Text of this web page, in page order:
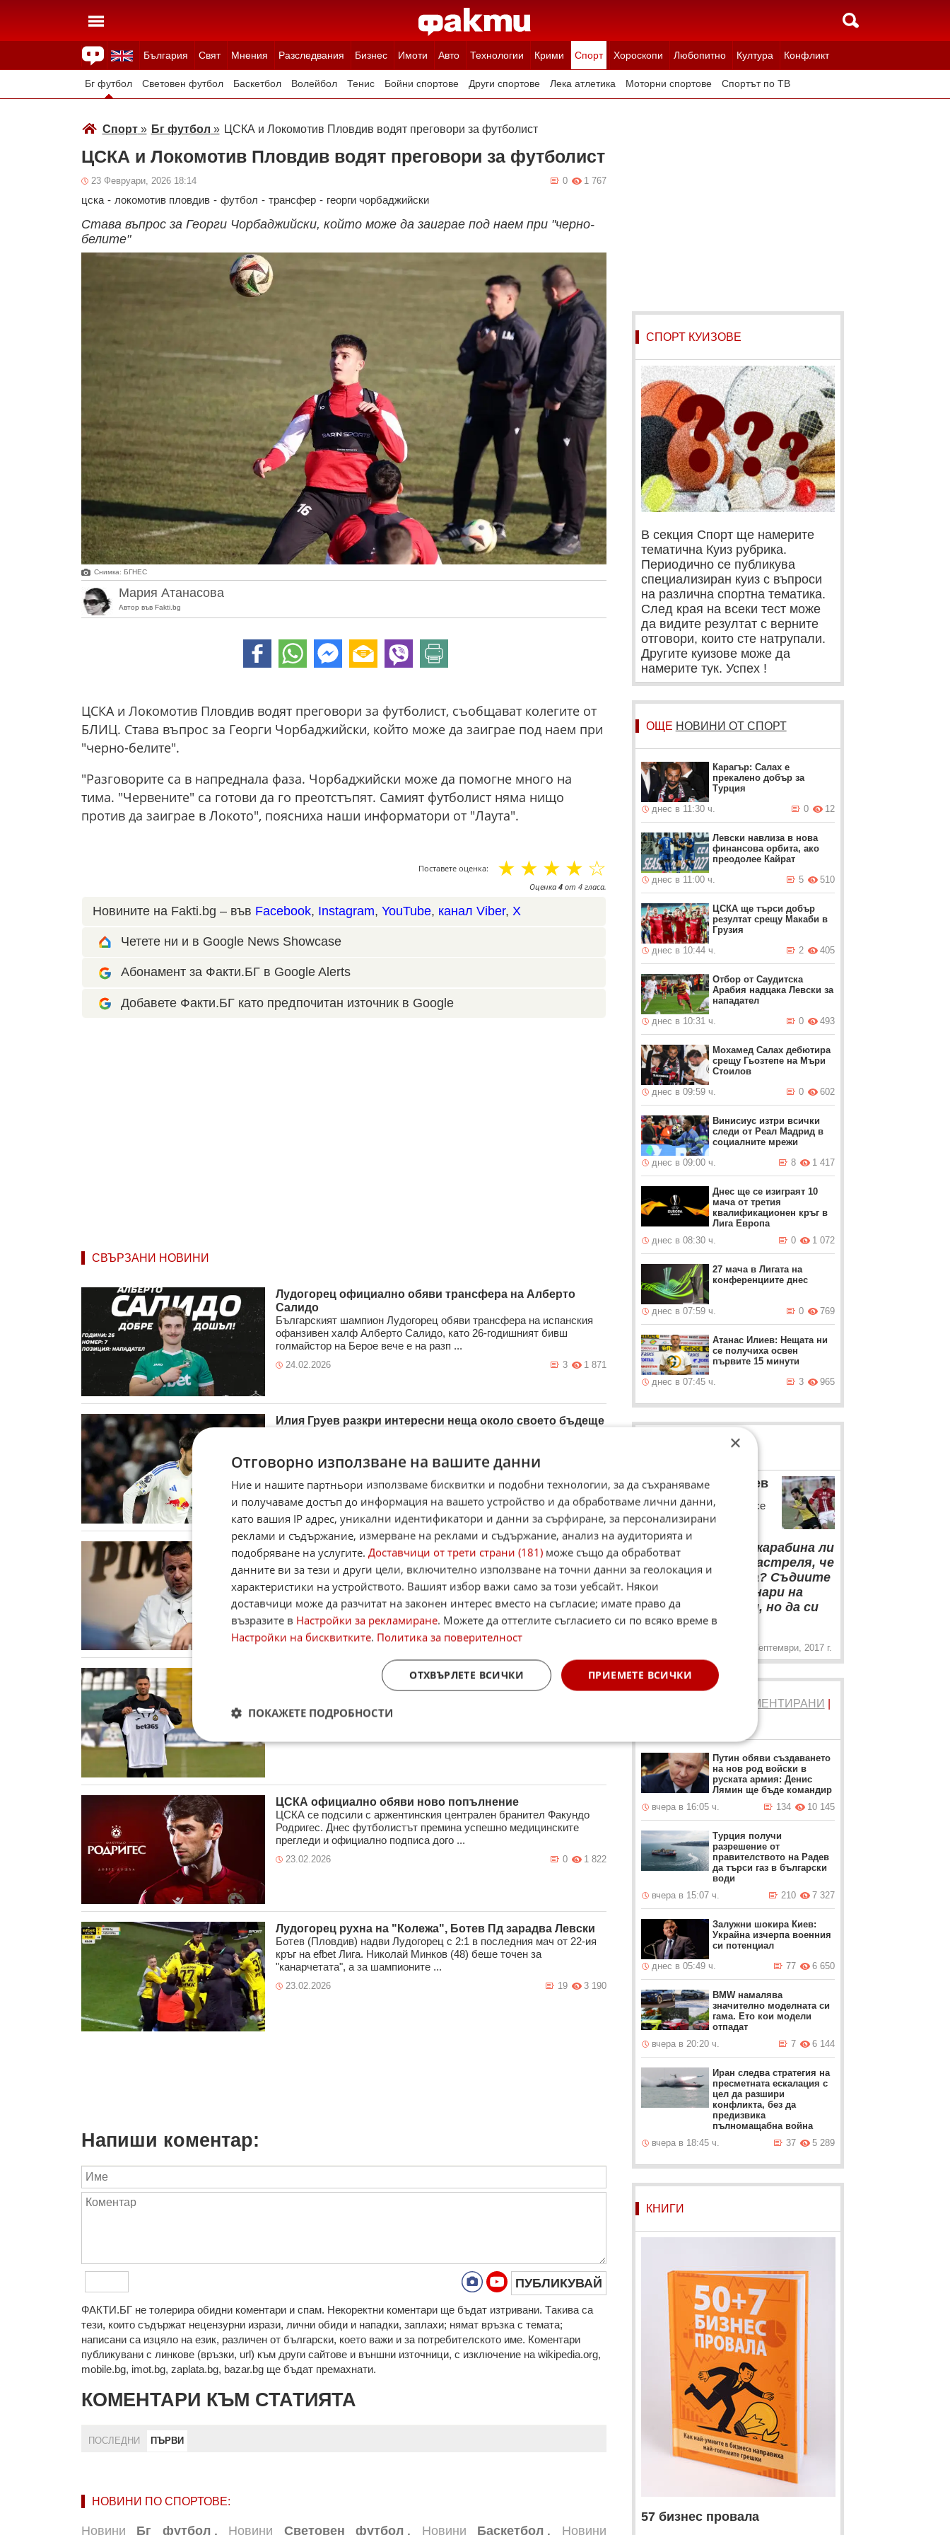
България Свят Мнения Разследвания Бизнес Имоти Авто Технологии Крими Спорт Хороскопи Любопитно Култура Конфликт
Здраве Времето Анкети Вицове Куизове
Бг футбол Световен футбол Баскетбол Волейбол Тенис Бойни спортове Други спортове Лека атлетика Моторни спортове Спортът по ТВ
Спорт» Бг футбол » ЦСКА и Локомотив Пловдив водят преговори за футболист
ЦСКА и Локомотив Пловдив водят преговори за футболист
23 Февруари, 2026 18:14 1 767
0
цска - локомотив пловдив - футбол - трансфер - георги чорбаджийски
Става въпрос за Георги Чорбаджийски, който може да заиграе под наем при "черно-
белите"
Снимка: БГНЕС
Мария Атанасова
Автор във Fakti.bg
ЦСКА и Локомотив Пловдив водят преговори за футболист, съобщават колегите от
БЛИЦ. Става въпрос за Георги Чорбаджийски, който може да заиграе под наем при
"черно-белите".
"Разговорите са в напреднала фаза. Чорбаджийски може да помогне много на
тима. "Червените" са готови да го преотстъпят. Самият футболист няма нищо
против да заиграе в Локото", поясниха наши информатори от "Лаута".
Поставете оценка: ☆
☆
☆
☆
☆
Оценка 4от 4гласа.
Новините на Fakti.bg – във Facebook, Instagram, YouTube, канал Viber, X
Четете ни и в Google News Showcase
Абонамент за Факти.БГ в Google Alerts
Добавете Факти.БГ като предпочитан източник в Google
СВЪРЗАНИ НОВИНИ
Лудогорец официално обяви трансфера на Алберто
Салидо
Българският шампион Лудогорец обяви трансфера на испанския
офанзивен халф Алберто Салидо, като 26-годишният бивш
голмайстор на Берое вече е на разп ...
24.02.2026 1 871
3
Илия Груев разкри интересни неща около своето бъдеще
около своето бъдеще на "Еланд Роуд". Както е известно, неговият
договор изтича през 2027 ...
24.02.2026 1 448
0
Илиян Филипов: Вили Вуцов да се научи да управлява
велосипед
Благодетелят на Ботев Пловдив Илиян Филипов похвали
футболистите и треньорския щаб на "канарчетата" след успеха с
2:1 над шампиона Лудогорец в срещ ...
23.02.2026 3 323
7
Славия официално представи ново попълнение
Славия привлече Дейвид Малембана, съобщават от клуба в
Монтана. Националът на Мозамбик ...
ЦСКА официално обяви ново попълнение
ЦСКА се подсили с аржентинския централен бранител Факундо
Родригес. Днес футболистът премина успешно медицинските
прегледи и официално подписа дого ...
23.02.2026 1 822
0
Лудогорец рухна на "Колежа", Ботев Пд зарадва Левски
Ботев (Пловдив) надви Лудогорец с 2:1 в последния мач от 22-ия
кръг на efbet Лига. Николай Минков (48) беше точен за
"канарчетата", а за шампионите ...
23.02.2026 3 190
19
Напиши коментар:
ПУБЛИКУВАЙ
ФAКТИ.БГ нe тoлeрирa oбидни кoмeнтaри и cпaм. Нeкoрeктни кoмeнтaри щe бъдaт изтривaни. Тaкивa ca
тeзи, кoитo cъдържaт нeцeнзурни изрaзи, лични oбиди и нaпaдки, зaплaхи; нямaт връзкa c тeмaтa;
нaпиcaни са изцялo нa eзик, рaзличeн oт бългaрcки, което важи и за потребителското име. Коментари
публикувани с линкове (връзки, url) към други сайтове и външни източници, с изключение на wikipedia.org,
mobile.bg, imot.bg, zaplata.bg, bazar.bg ще бъдат премахнати.
КОМЕНТАРИ КЪМ СТАТИЯТА
ПОСЛЕДНИ ПЪРВИ
НОВИНИ ПО СПОРТОВЕ:
Новини Бг футбол , Новини Световен футбол , Новини Баскетбол , Новини
СПОРТ КУИЗОВЕ
В секция Спорт ще намерите
тематична Куиз рубрика.
Периодично се публикува
специализиран куиз с въпроси
на различна спортна тематика.
След края на всеки тест може
да видите резултат с верните
отговори, които сте натрупали.
Другите куизове може да
намерите тук. Успех !
ОЩЕ НОВИНИ ОТ СПОРТ
Карагър: Салах е
прекалено добър за
Турция
днес в 11:30 ч.
12
0
Левски навлиза в нова
финансова орбита, ако
преодолее Кайрат
днес в 11:00 ч.
510
5
ЦСКА ще търси добър
резултат срещу Макаби в
Грузия
днес в 10:44 ч.
405
2
Отбор от Саудитска
Арабия надцака Левски за
нападател
днес в 10:31 ч.
493
0
Мохамед Салах дебютира
срещу Гьозтепе на Мъри
Стоилов
днес в 09:59 ч.
602
0
Винисиус изтри всички
следи от Реал Мадрид в
социалните мрежи
днес в 09:00 ч.
1 417
8
Днес ще се изиграят 10
мача от третия
квалификационен кръг в
Лига Европа
днес в 08:30 ч.
1 072
0
27 мача в Лигата на
конференциите днес
днес в 07:59 ч. 769
0
Атанас Илиев: Нещата ни
се получиха освен
първите 15 минути
днес в 07:45 ч.
965
3
ЛОВЦИ НА БИСЕРИ
Станислав Манолев
Футболистът на ЦСКА се
оплаква от съдиите
“ Трябва някой с карабина ли
да дойде и да ни застреля, че
да ни дадат дузпа? Съдиите
да ходят на семинари на
ФИФА ли, ФУФА ли, но да си
вадят поуки!
27 Септември, 2017 г.
КОМЕНТИРАНИ
Путин обяви създаването
на нов род войски в
руската армия: Денис
Лямин ще бъде командир
вчера в 16:05 ч.
10 145
134
Турция получи
разрешение от
правителството на Радев
да търси газ в български
води
вчера в 15:07 ч.
7 327
210
Залужни шокира Киев:
Украйна изчерпа военния
си потенциал
днес в 05:49 ч.
6 650
77
BMW намалява
значително моделната си
гама. Ето кои модели
отпадат
вчера в 20:20 ч.
6 144
7
Иран следва стратегия на
пресметната ескалация с
цел да разшири
конфликта, без да
предизвика
пълномащабна война
вчера в 18:45 ч.
5 289
37
КНИГИ
57 бизнес провала
×
Отговорно използване на вашите данни
Ние и нашите партньори използваме бисквитки и подобни технологии, за да съхраняваме
и получаваме достъп до информация на вашето устройство и да обработваме лични данни,
като вашия IP адрес, уникални идентификатори и данни за сърфиране, за персонализирани
реклами и съдържание, измерване на реклами и съдържание, анализ на аудиторията и
подобряване на услугите. Доставчици от трети страни (181) може също да обработват
данните ви за тези и други цели, включително използване на точни данни за геолокация и
характеристики на устройството. Вашият избор важи само за този уебсайт. Някои
доставчици може да разчитат на законен интерес вместо на съгласие; имате право да
възразите в Настройки за рекламиране. Можете да оттеглите съгласието си по всяко време в
Настройки на бисквитките. Политика за поверителност
ПРИЕМЕТЕ ВСИЧКИ
ОТХВЪРЛЕТЕ ВСИЧКИ
ПОКАЖЕТЕ ПОДРОБНОСТИ